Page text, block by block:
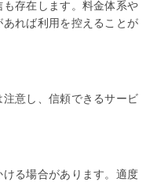
存在します。料金体系や
れば利用を控えることが
意し、信頼できるサービ
る場合があります。適度